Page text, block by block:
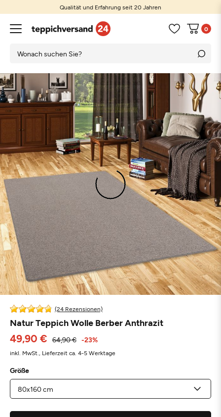
Qualität und Erfahrung seit 20 Jahren
0
(24 Rezensionen)
Natur Teppich Wolle Berber Anthrazit
49,90 € 64,90 € -23%
inkl. MwSt., Lieferzeit ca. 4-5 Werktage
Größe